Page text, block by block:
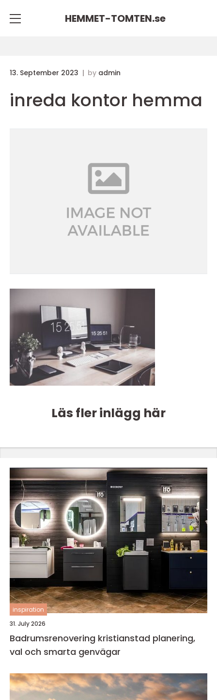
HEMMET-TOMTEN.se
13. September 2023 by admin
inreda kontor hemma
Läs fler inlägg här
inspiration
31. July 2026
Badrumsrenovering kristianstad planering,
val och smarta genvägar